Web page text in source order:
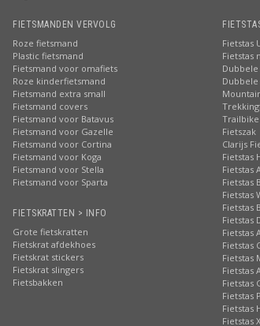
FIETSMANDEN VERVOLG
Roze fietsmand
Plastic fietsmand
Fietsmand voor omafiets
Roze kinderfietsmand
Fietsmand extra small
Fietsmand covers
Fietsmand voor Batavus
Fietsmand voor Gazelle
Fietsmand voor Cortina
Fietsmand voor Koga
Fietsmand voor Stella
Fietsmand voor Sparta
FIETSKRATTEN > INFO
Grote fietskratten
Fietskrat afdekhoes
Fietskrat stickers
Fietskrat slingers
Fietsbakken
Fietstas
Fietstas
Fietszak
Clarijs
Fietstas
Fietstas
Fietstas
Fietstas
Fietstas
Fietstas
Fietstas
Fietstas
Fietstas
Fietstas
Fietstas
Fietstas
Fietstas
Fietstas